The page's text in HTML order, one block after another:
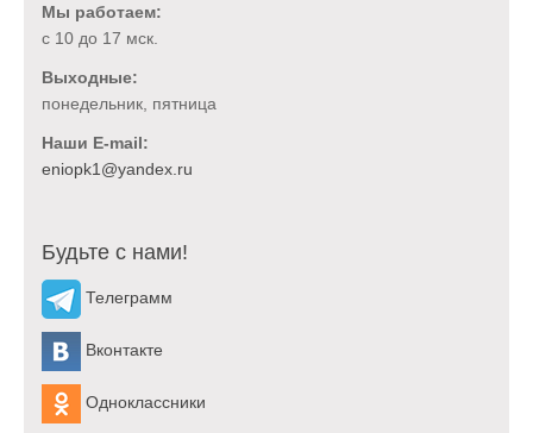
Мы работаем:
с 10 до 17 мск.
Выходные:
понедельник, пятница
Наши E-mail:
Будьте с нами!
Телеграмм
Вконтакте
Одноклассники